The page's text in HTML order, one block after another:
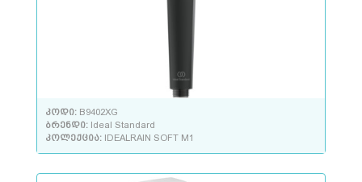
კოდი: B9402XG
ბრენდი: Ideal Standard
კოლექცია:
IDEALRAIN SOFT M1